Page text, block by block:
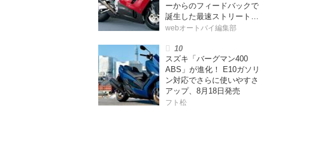
ーからのフィードバックで
誕生した最速ストリートモ
デル【ヨシムラ伝】
webオートバイ編集部
スズキ「バーグマン400
ABS」が進化！ E10ガソリ
ン対応でさらに使いやすさ
アップ、8月18日発売
フト松